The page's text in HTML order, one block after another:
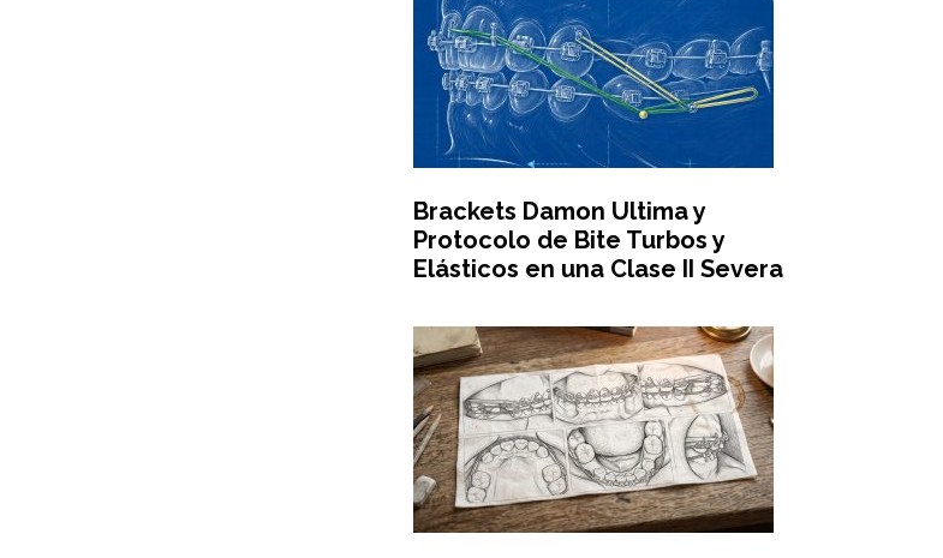
Brackets Damon Ultima y
Protocolo de Bite Turbos y
Elásticos en una Clase II Severa